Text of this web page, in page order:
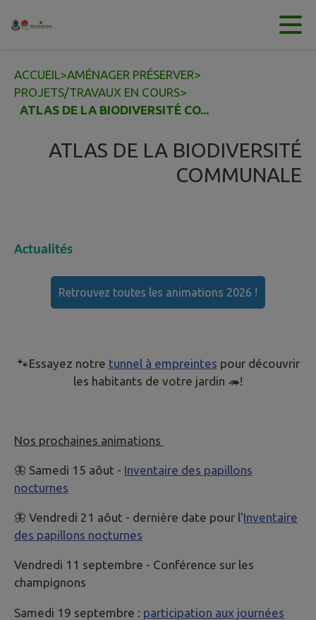
Contenu
ACCUEIL>AMÉNAGER PRÉSERVER>
PROJETS/TRAVAUX EN COURS>
ATLAS DE LA BIODIVERSITÉ CO...
ATLAS DE LA BIODIVERSITÉ
COMMUNALE
Actualités
Retrouvez toutes les animations 2026 !
🐾Essayez notre tunnel à empreintes pour découvrir
les habitants de votre jardin 🦔!
Nos prochaines animations
🦋 Samedi 15 aôut - Inventaire des papillons
nocturnes
🦋 Vendredi 21 aôut - dernière date pour l'Inventaire
des papillons nocturnes
Vendredi 11 septembre - Conférence sur les
champignons
Samedi 19 septembre : participation aux journées